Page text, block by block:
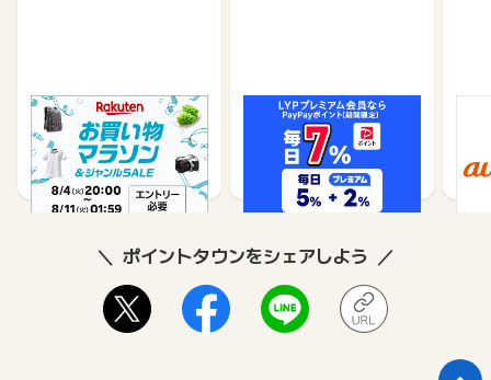
楽天市場
1%
Yahoo!ショッピング
1%
ポイントタウンをシェアしよう